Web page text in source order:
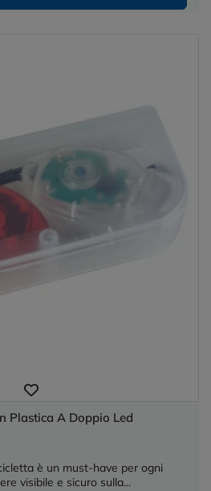
Plastica A Doppio Led
è un must-have per ogni
visibile e sicuro sulla...